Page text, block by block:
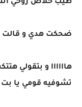
طيب خلاص روحي
ضحكت هدي و قالت
هاااااا و بتقولي
تشوفيه قومي يا بت